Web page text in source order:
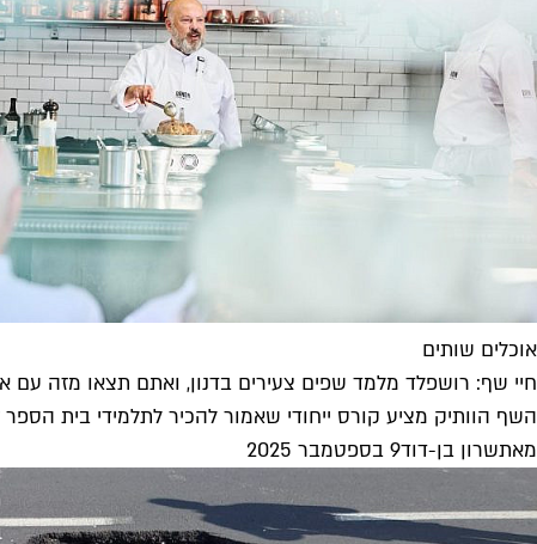
אוכלים שותים
חיי שף: רושפלד מלמד שפים צעירים בדנון, ואתם תצאו מזה עם
השף הוותיק מציע קורס ייחודי שאמור להכיר לתלמידי בית
מאתשרון בן-דוד9 בספטמבר 2025